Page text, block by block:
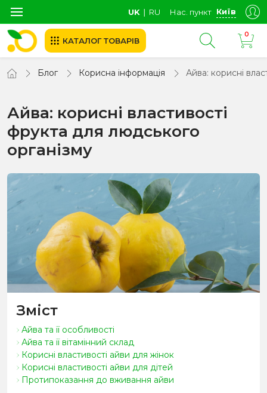
UK ∣ RU Нас. пункт Київ
КАТАЛОГ ТОВАРІВ
0
Блог Корисна інформація Айва: корисні
Айва: корисні властивості
фрукта для людського
організму
Зміст
Айва та її особливості
Айва та її вітамінний склад
Корисні властивості айви для жінок
Корисні властивості айви для дітей
Протипоказання до вживання айви